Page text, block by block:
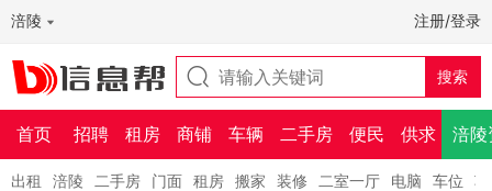
涪陵 注册/登录
首页 招聘 租房 商铺 车辆 二手房 便民 供求 涪陵
出租 涪陵 二手房 门面 租房 搬家 装修 二室一厅 电脑 车位